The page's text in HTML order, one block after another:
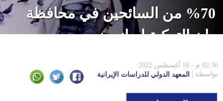
70% من السائحين في محافظة
وان التركية إيرانيون
02:36 م - 16 أغسطس 2022
بواسطة
المعهد الدولي للدراسات الإيرانية